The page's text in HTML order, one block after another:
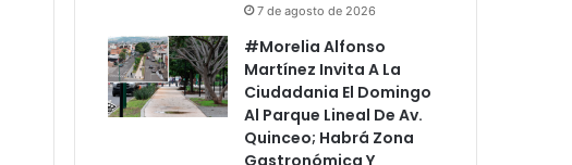
7 de agosto de 2026
#Morelia Alfonso
Martínez Invita A La
Ciudadania El Domingo
Al Parque Lineal De Av.
Quinceo; Habrá Zona
Gastronómica Y